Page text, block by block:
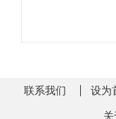
联系我们 设为